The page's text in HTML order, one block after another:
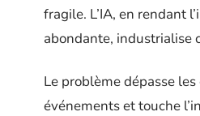
fragile. L’IA, en rendant
abondante, industrialise
Le problème dépasse
événements et touche